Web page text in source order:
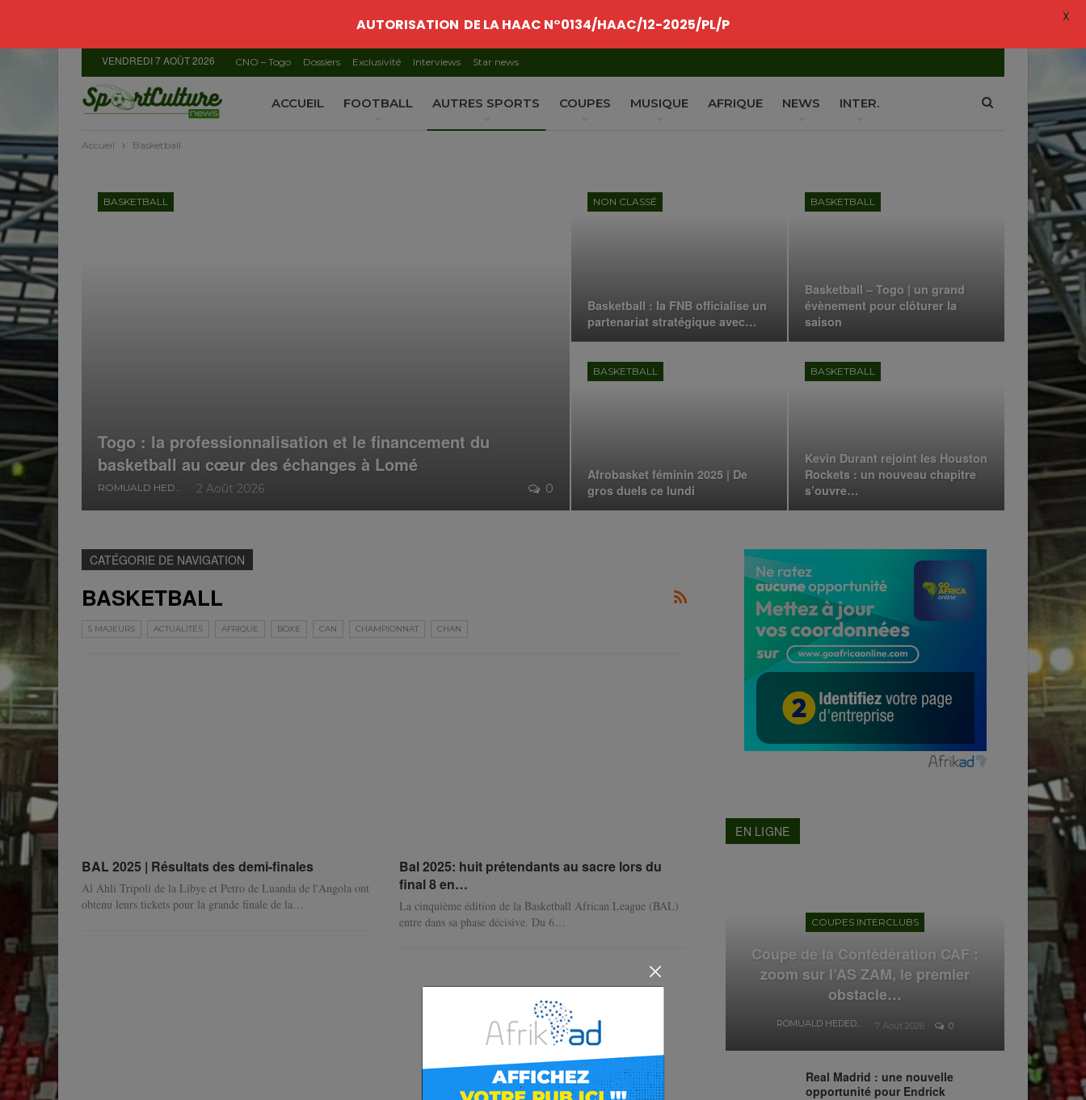
VENDREDI 7 AOÛT 2026 CNO – Togo Dossiers Exclusivité Interviews Star news
ACCUEIL FOOTBALL AUTRES SPORTS COUPES MUSIQUE AFRIQUE NEWS INTER.
Accueil Basketball
BASKETBALL
Togo : la professionnalisation et le financement du
basketball au cœur des échanges à Lomé
ROMUALD HEDEDJI 2 Août 2026 0
NON CLASSÉ
Basketball : la FNB officialise un
partenariat stratégique avec…
BASKETBALL
Basketball – Togo | un grand
évènement pour clôturer la
saison
BASKETBALL
Afrobasket féminin 2025 | De
gros duels ce lundi
BASKETBALL
Kevin Durant rejoint les Houston
Rockets : un nouveau chapitre
s’ouvre…
CATÉGORIE DE NAVIGATION
BASKETBALL
5 MAJEURS ACTUALITÉS AFRIQUE BOXE CAN CHAMPIONNAT CHAN
BAL 2025 | Résultats des demi-finales
Al Ahli Tripoli de la Libye et Petro de Luanda de l'Angola ont
obtenu leurs tickets pour la grande finale de la…
Bal 2025: huit prétendants au sacre lors du
final 8 en…
La cinquième édition de la Basketball African League (BAL)
entre dans sa phase décisive. Du 6…
EN LIGNE
COUPES INTERCLUBS
Coupe de la Confédération CAF :
zoom sur l’AS ZAM, le premier
obstacle…
ROMUALD HEDEDJI 7 Août 2026 0
Real Madrid : une nouvelle
opportunité pour Endrick
AUTORISATION DE LA HAAC N°0134/HAAC/12-2025/PL/P X